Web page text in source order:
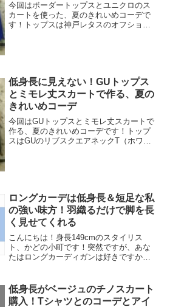
今回はボーダートップスとユニクロのス
カートを使った、夏のきれいめコーデで
す！トップスは神戸レタスのオフショル
低身長に見えない！GUトップス
とミモレ丈スカートで作る、夏の
きれいめコーデ
今回はGUトップスとミモレ丈スカートで
作る、夏のきれいめコーデです！トップ
スはGUのリブスクエアネックT（ホワイ
ロングカーデは低身長＆短足な私
の強い味方！羽織るだけで脚を長
く見せてくれる
こんにちは！身長149cmのスタイリス
ト、かどの小町です！突然ですが、あな
たはロングカーディガンは好きですか？
もある優秀アイテム！「低身長だから引
きずりそう」「短足には...
低身長がベージュのチノスカート
購入！Tシャツとのコーデとアイ